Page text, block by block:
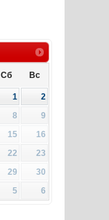
Сб Вс
1
2
8
9
15
16
22
23
29
30
5 6